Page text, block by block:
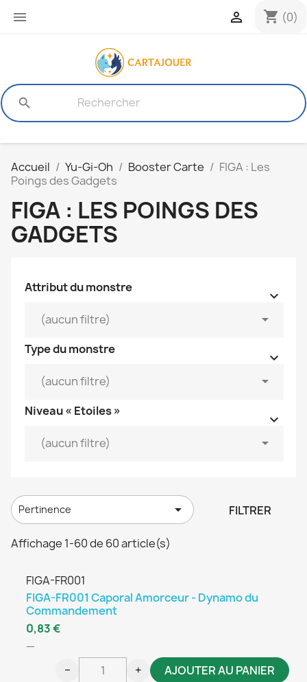
 shopping_cart (0)

search
Accueil Yu-Gi-Oh Booster Carte
FIGA : Les
Poings des Gadgets
FIGA : LES POINGS DES
GADGETS
Attribut du monstre

(aucun filtre) 
Type du monstre

(aucun filtre) 
Niveau « Etoiles »

(aucun filtre) 
Pertinence  FILTRER
Affichage 1-60 de 60 article(s)
FIGA-FR001
FIGA-FR001 Caporal Amorceur - Dynamo du
Commandement
—
0,83 €
− + AJOUTER AU PANIER